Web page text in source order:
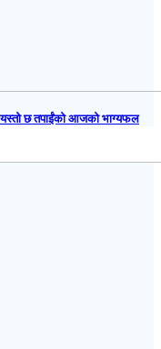
छ तपाईंको आजको भाग्यफल